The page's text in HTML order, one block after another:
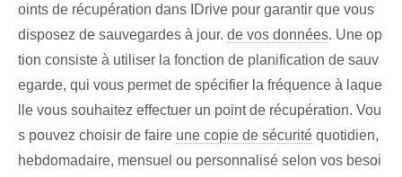
oints de récupération dans IDrive pour garantir que vous
disposez de sauvegardes à jour. de vos données. Une op
tion consiste à utiliser la fonction de planification de sauv
egarde, qui vous permet de spécifier la fréquence à laque
lle vous souhaitez effectuer un point de récupération. Vou
s pouvez choisir de faire une copie de sécurité quotidien,
hebdomadaire, mensuel ou personnalisé selon vos besoi